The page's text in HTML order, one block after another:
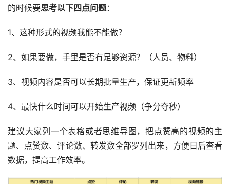
的时候要思考以下四点问题：
1、这种形式的视频我能不能做？
2、如果要做，手里是否有足够资源？（人员、物料）
3、视频内容是否可以长期批量生产，保证更新频率
4、最快什么时间可以开始生产视频（争分夺秒）
建议大家列一个表格或者思维导图，把点赞高的视频的主
题、点赞数、评论数、转发数全部罗列出来，方便日后查看
数据，提高工作效率。